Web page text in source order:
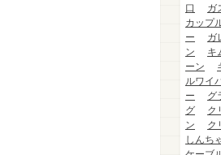
口
ガ
カップ
ー
ガ
ン
キ
ーン
ルワイ
ー
グ
グ
ク
ン
ク
しんち